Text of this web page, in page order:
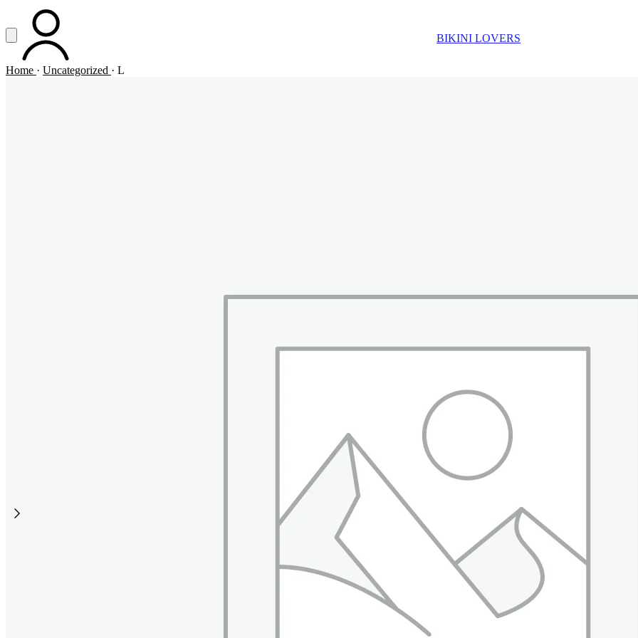
Vai al contenuto principale
Apri menuACCOUNT BIKINI LOVERS
Home · Uncategorized · L